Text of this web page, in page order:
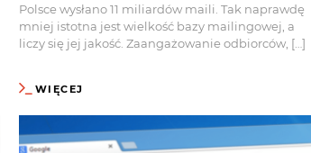
Polsce wysłano 11 miliardów maili. Tak naprawdę
mniej istotna jest wielkość bazy mailingowej, a
liczy się jej jakość. Zaangażowanie odbiorców, […]
WIĘCEJ